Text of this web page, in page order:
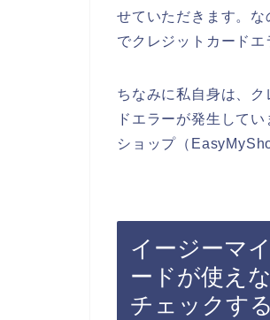
せていただきます。
でクレジットカード
ちなみに私自身は、
ドエラーが発生して
ショップ（
イージーマ
ードが使え
チェックする